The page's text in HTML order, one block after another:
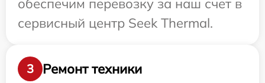
обеспечим перевозку за наш счет в
сервисный центр Seek Thermal.
3
Ремонт техники